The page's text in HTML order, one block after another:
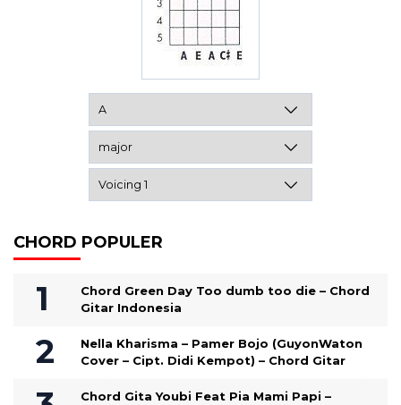
CHORD POPULER
Chord Green Day Too dumb too die – Chord
Gitar Indonesia
Nella Kharisma – Pamer Bojo (GuyonWaton
Cover – Cipt. Didi Kempot) – Chord Gitar
Chord Gita Youbi Feat Pia Mami Papi –